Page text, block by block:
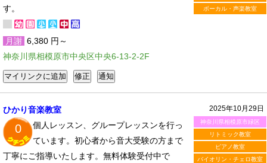
ボーカル・声楽教室
す。
月謝 6,380 円～
神奈川県相模原市中央区中央6-13-2-2F
2025年10月29日
神奈川県相模原市緑区
リトミック教室
ピアノ教室
バイオリン・チェロ教室
ひかり音楽教室
0
個人レッスン、グループレッスンを行っ
ています。初心者から音大受験の方まで
丁寧にご指導いたします。無料体験受付中で